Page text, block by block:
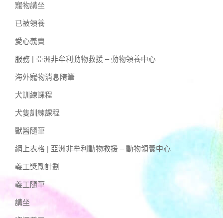
寵物講坐
已被領養
愛心義賣
服務 | 亞洲非牟利動物救援 – 動物領養中心
海外寵物消息隋筆
犬訓練課程
犬隻訓練課程
獸醫隨筆
網上表格 | 亞洲非牟利動物救援 – 動物領養中心
義工獎勵計劃
義工隨筆
講坐